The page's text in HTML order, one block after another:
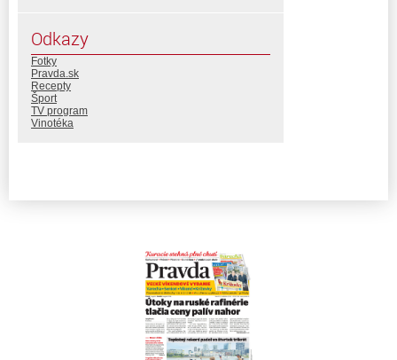
Odkazy
Fotky
Pravda.sk
Recepty
Šport
TV program
Vinotéka